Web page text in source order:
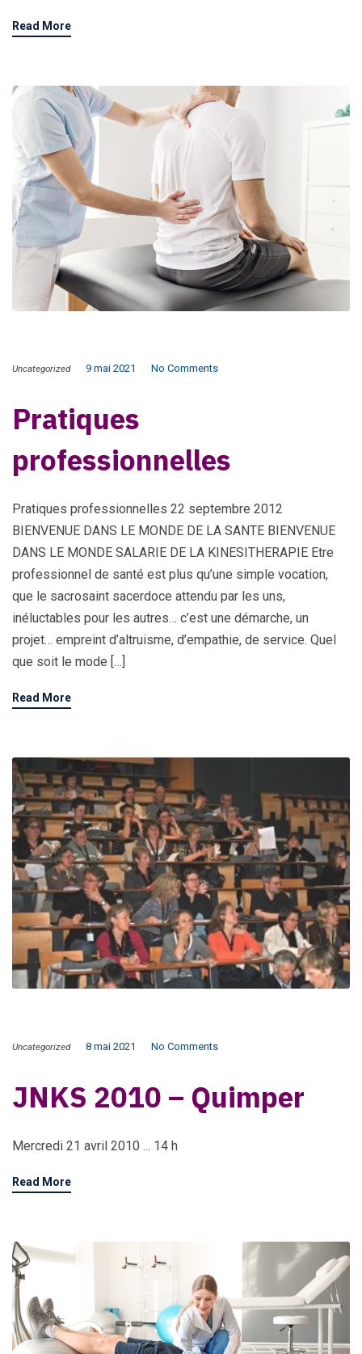
Read More
Uncategorized 9 mai 2021 No Comments
Pratiques
professionnelles
Pratiques professionnelles 22 septembre 2012
BIENVENUE DANS LE MONDE DE LA SANTE BIENVENUE
DANS LE MONDE SALARIE DE LA KINESITHERAPIE Etre
professionnel de santé est plus qu’une simple vocation,
que le sacrosaint sacerdoce attendu par les uns,
inéluctables pour les autres… c’est une démarche, un
projet… empreint d’altruisme, d’empathie, de service. Quel
que soit le mode […]
Read More
Uncategorized 8 mai 2021 No Comments
JNKS 2010 – Quimper
Mercredi 21 avril 2010 ... 14 h
Read More